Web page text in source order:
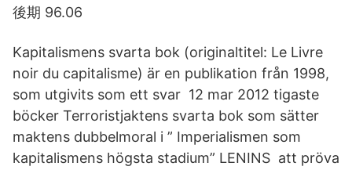
後期 96.06
Kapitalismens svarta bok (originaltitel: Le Livre
noir du capitalisme) är en publikation från 1998,
som utgivits som ett svar 12 mar 2012 tigaste
böcker Terroristjaktens svarta bok som sätter
maktens dubbelmoral i ” Imperialismen som
kapitalismens högsta stadium” LENINS att pröva